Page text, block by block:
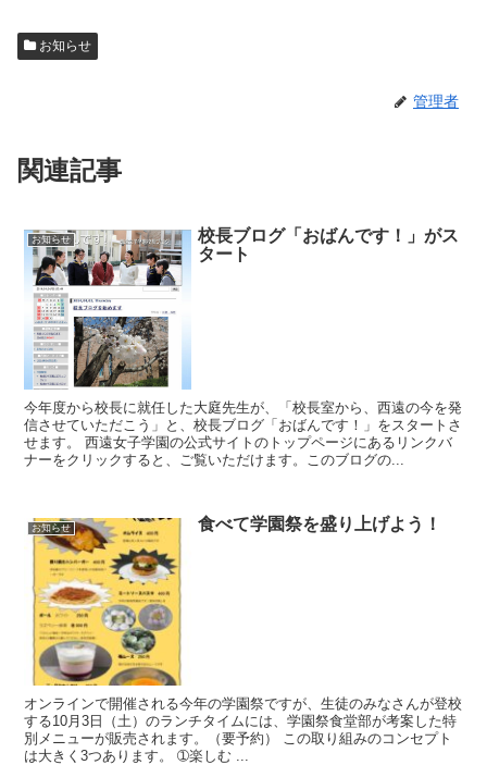
お知らせ
管理者
関連記事
お知らせ
校長ブログ「おばんです！」がス
タート
今年度から校長に就任した大庭先生が、「校長室から、西遠の今を発
信させていただこう」と、校長ブログ「おばんです！」をスタートさ
せます。 西遠女子学園の公式サイトのトップページにあるリンクバ
ナーをクリックすると、ご覧いただけます。このブログの...
お知らせ 食べて学園祭を盛り上げよう！
オンラインで開催される今年の学園祭ですが、生徒のみなさんが登校
する10月3日（土）のランチタイムには、学園祭食堂部が考案した特
別メニューが販売されます。（要予約） この取り組みのコンセプト
は大きく3つあります。 ➀楽しむ ...